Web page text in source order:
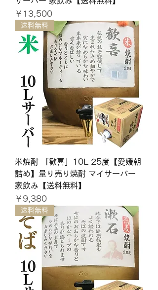
価格
￥13,500
送料無料
米焼酎 「歓喜」10L 25度【愛媛朝
詰め】量り売り焼酎 マイサーバー
家飲み【送料無料】
価格
￥9,380
送料無料